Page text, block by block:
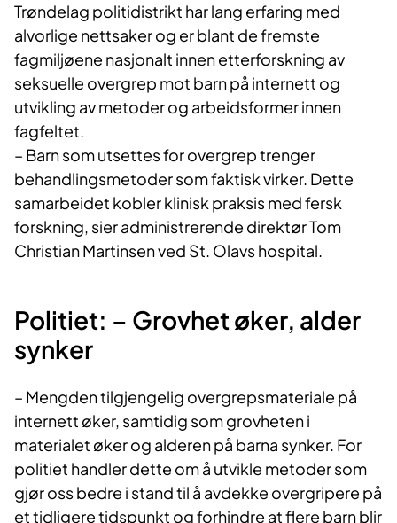
Trøndelag politidistrikt har lang erfaring med
alvorlige nettsaker og er blant de fremste
fagmiljøene nasjonalt innen etterforskning av
seksuelle overgrep mot barn på internett og
utvikling av metoder og arbeidsformer innen
fagfeltet.
– Barn som utsettes for overgrep trenger
behandlingsmetoder som faktisk virker. Dette
samarbeidet kobler klinisk praksis med fersk
forskning, sier administrerende direktør Tom
Christian Martinsen ved St. Olavs hospital.
Politiet: – Grovhet øker, alder
synker
– Mengden tilgjengelig overgrepsmateriale på
internett øker, samtidig som grovheten i
materialet øker og alderen på barna synker. For
politiet handler dette om å utvikle metoder som
gjør oss bedre i stand til å avdekke overgripere på
et tidligere tidspunkt og forhindre at flere barn blir